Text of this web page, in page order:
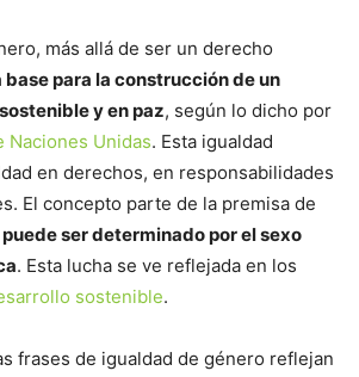
más allá de ser un derecho
base para la construcción de un
y en paz, según lo dicho por
Naciones Unidas. Esta igualdad
en derechos, en responsabilidades
El concepto parte de la premisa de
puede ser determinado por el sexo
. Esta lucha se ve reflejada en los
sostenible.
frases de igualdad de género reflejan